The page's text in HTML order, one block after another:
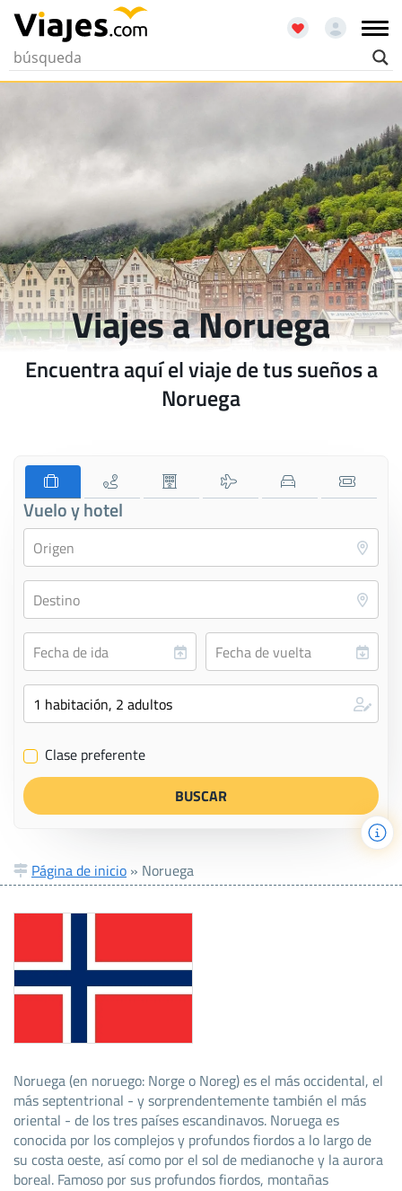
Viajes a Noruega
Encuentra aquí el viaje de tus sueños a
Noruega
Vuelo y hotel
✔ Clase preferente
Página de inicio » Noruega
Noruega (en noruego: Norge o Noreg) es el más occidental, el
más septentrional - y sorprendentemente también el más
oriental - de los tres países escandinavos. Noruega es
conocida por los complejos y profundos fiordos a lo largo de
su costa oeste, así como por el sol de medianoche y la aurora
boreal. Famoso por sus profundos fiordos, montañas